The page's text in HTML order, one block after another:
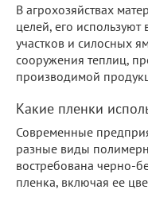
В агрохозяйствах
целей, его используют
участков и силосных
сооружения теплиц,
производимой
Какие пленки
Современные
разные виды
востребована черно-
пленка, включая ее